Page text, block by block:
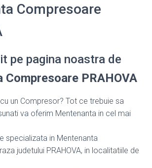
Compresoare
pe pagina noastra de
Compresoare PRAHOVA
un Compresor? Tot ce trebuie sa
va oferim Mentenanta in cel mai
specializata in Mentenanta
judetului PRAHOVA, in localitatiile de